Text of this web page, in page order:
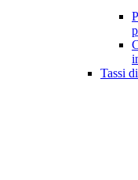
Tassi